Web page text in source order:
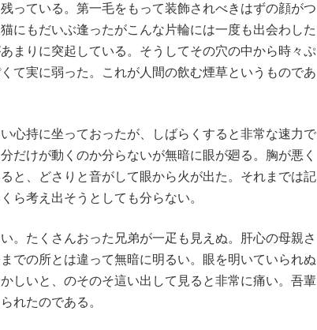
っている。第一毛をもって装飾されべきはずの顔がつ
にもだいぶ逢ったがこんな片輪には一度も出会わした
まりに突起している。そうしてその穴の中から時々ぷ
て実に弱った。これが人間の飲む煙草というものであ
心持に坐っておったが、しばらくすると非常な速力で
だけが動くのか分らないが無暗に眼が廻る。胸が悪く
と、どさりと音がして眼から火が出た。それまでは記
ら考え出そうとしても分らない。
。たくさんおった兄弟が一疋も見えぬ。肝心の母親さ
での所とは違って無暗に明るい。眼を明いていられぬ
しいと、のそのそ這い出して見ると非常に痛い。吾輩
れたのである。